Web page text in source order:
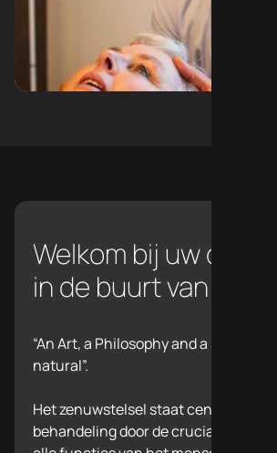
Welkom bij uw
in de buurt van
“An Art, a Philosophy and a Science
natural”.
Het zenuwstelsel staat centraal in
behandeling door de cruciale rol dat